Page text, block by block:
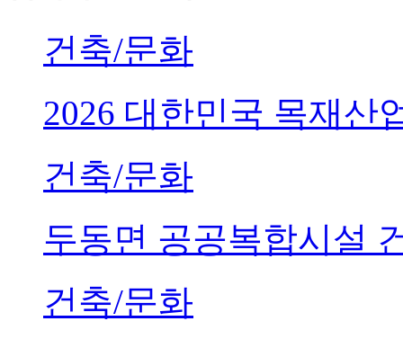
건축/문화
2026 대한민국 목재산
건축/문화
두동면 공공복합시설
건축/문화